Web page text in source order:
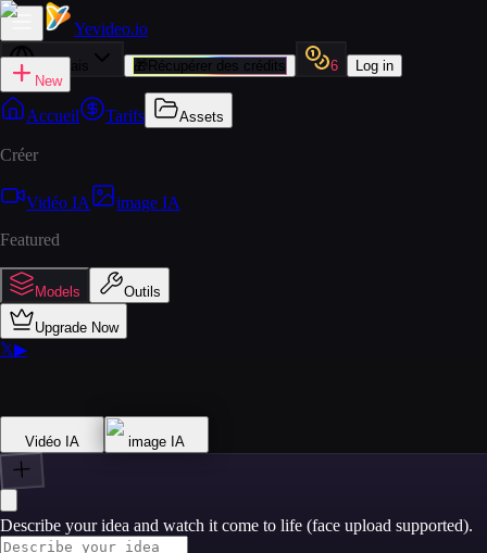
Yevideo.io
Français 🎁Récupérer des crédits 6
Log in
New
Accueil Tarifs Assets
Créer
Vidéo IA
image IA
Featured
Models Outils
Upgrade Now
𝕏▶
Vidéo IA image IA
Describe your idea and watch it come to life (face upload supported).